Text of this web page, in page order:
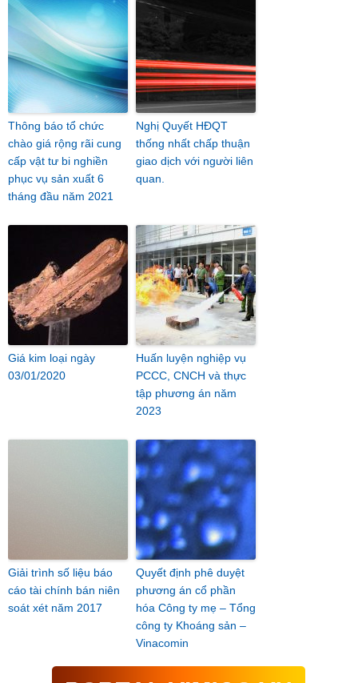
Thông báo tổ chức
chào giá rộng rãi cung
cấp vật tư bi nghiền
phục vụ sản xuất 6
tháng đầu năm 2021
Nghị Quyết HĐQT
thống nhất chấp thuận
giao dịch với người liên
quan.
Giá kim loại ngày
03/01/2020
Huấn luyện nghiệp vụ
PCCC, CNCH và thực
tập phương án năm
2023
Giải trình số liệu báo
cáo tài chính bán niên
soát xét năm 2017
Quyết định phê duyệt
phương án cổ phần
hóa Công ty mẹ – Tổng
công ty Khoáng sản –
Vinacomin